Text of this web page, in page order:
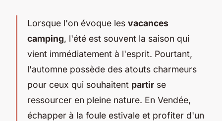
Lorsque l'on évoque les vacances
camping, l'été est souvent la saison qui
vient immédiatement à l'esprit. Pourtant,
l'automne possède des atouts charmeurs
pour ceux qui souhaitent partir se
ressourcer en pleine nature. En Vendée,
échapper à la foule estivale et profiter d'un